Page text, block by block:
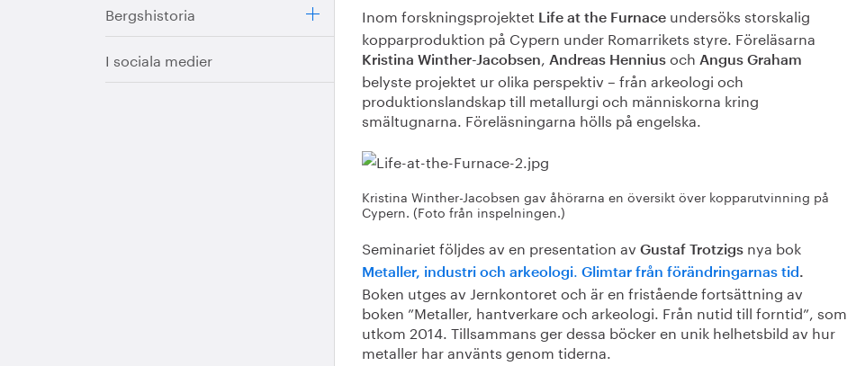
Bergshistoria
I sociala medier
Inom forskningsprojektet
Life at the Furnace undersöks storskalig
kopparproduktion på Cypern under Romarrikets styre. Föreläsarna
Kristina Winther-Jacobsen, Andreas Hennius och Angus Graham
belyste projektet ur olika perspektiv – från arkeologi och
produktionslandskap till metallurgi och människorna kring
smältugnarna. Föreläsningarna hölls på engelska.
Kristina Winther-Jacobsen gav åhörarna en översikt över kopparutvinning på
Cypern. (Foto från inspelningen.)
Seminariet följdes av en presentation av Gustaf Trotzigs nya bok
Metaller, industri och arkeologi Glimtar från förändringarnas tid .
Boken utges av Jernkontoret och är en fristående fortsättning av
boken ”Metaller, hantverkare och arkeologi. Från nutid till forntid”, som
utkom 2014. Tillsammans ger dessa böcker en unik helhetsbild av hur
metaller har använts genom tiderna.